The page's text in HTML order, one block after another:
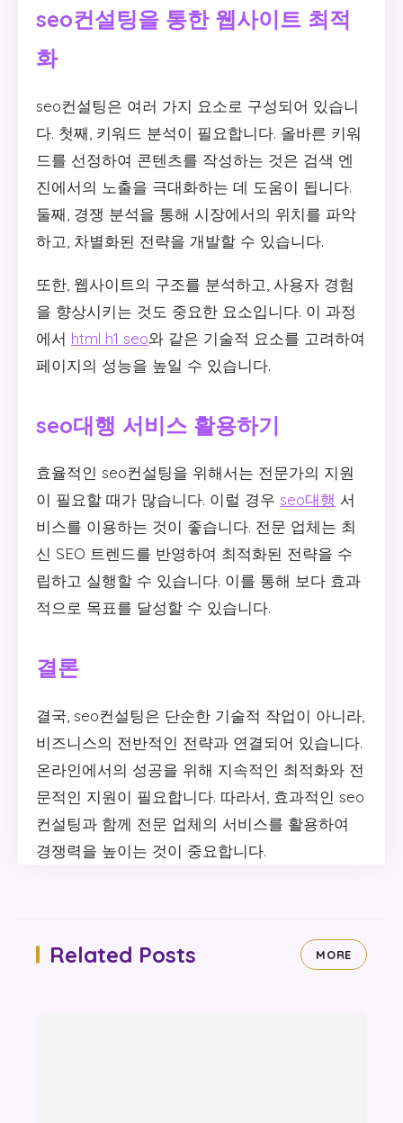
seo컨설팅을 통한 웹사이트 최적
화
seo컨설팅은 여러 가지 요소로 구성되어 있습니
다. 첫째, 키워드 분석이 필요합니다. 올바른 키워
드를 선정하여 콘텐츠를 작성하는 것은 검색 엔
진에서의 노출을 극대화하는 데 도움이 됩니다.
둘째, 경쟁 분석을 통해 시장에서의 위치를 파악
하고, 차별화된 전략을 개발할 수 있습니다.
또한, 웹사이트의 구조를 분석하고, 사용자 경험
을 향상시키는 것도 중요한 요소입니다. 이 과정
에서 html h1 seo와 같은 기술적 요소를 고려하여
페이지의 성능을 높일 수 있습니다.
seo대행 서비스 활용하기
효율적인 seo컨설팅을 위해서는 전문가의 지원
이 필요할 때가 많습니다. 이럴 경우 seo대행 서
비스를 이용하는 것이 좋습니다. 전문 업체는 최
신 SEO 트렌드를 반영하여 최적화된 전략을 수
립하고 실행할 수 있습니다. 이를 통해 보다 효과
적으로 목표를 달성할 수 있습니다.
결론
결국, seo컨설팅은 단순한 기술적 작업이 아니라,
비즈니스의 전반적인 전략과 연결되어 있습니다.
온라인에서의 성공을 위해 지속적인 최적화와 전
문적인 지원이 필요합니다. 따라서, 효과적인 seo
컨설팅과 함께 전문 업체의 서비스를 활용하여
경쟁력을 높이는 것이 중요합니다.
Related Posts MORE